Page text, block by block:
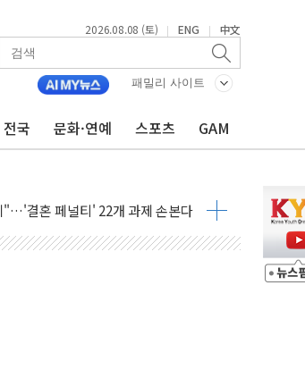
2026.08.08 (토) | ENG | 中文
패밀리 사이트
전국 문화·연예 스포츠 GAM
약 부족 현실화
거차에 치여 사망
성 2명 숨져
명 사망·1명 실종
국제적 시민 연대로 목소리 내야"
들 체포
대 3.5m 높은 물결